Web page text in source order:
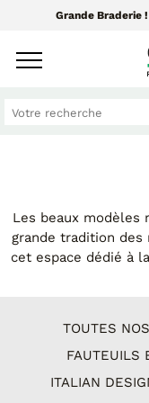
Grande Braderie
CANAPÉS
Tissus Greensofa
PAR MATIÈRE
Canapés cuir
Canapés tissu
MEUBLES
PAR CATÉGORIE
Enfilades
Objets déco
Tableaux
Les beaux modèles
grande tradition
cet espace dédié à
TOUTES
FAUTEUILS
ITALIAN